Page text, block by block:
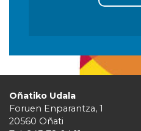
Oñatiko Udala
Foruen Enparantza, 1
20560 Oñati